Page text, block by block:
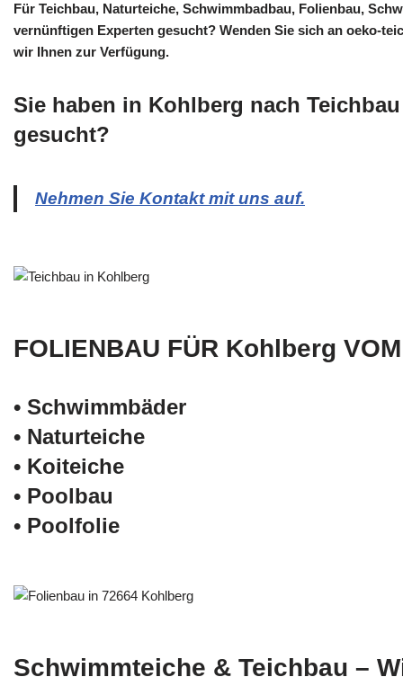
Für Teichbau, Naturteiche, Schwimmbadbau, Folienbau,
vernünftigen Experten gesucht? Wenden Sie sich an oeko-
wir Ihnen zur Verfügung.
Sie haben in Kohlberg nach
gesucht?
Nehmen Sie Kontakt mit uns auf.
FOLIENBAU FÜR Kohlberg
• Schwimm­bäder
• Naturteiche
• Koiteiche
• Poolbau
• Poolfolie
Schwimmteiche & Teichbau –